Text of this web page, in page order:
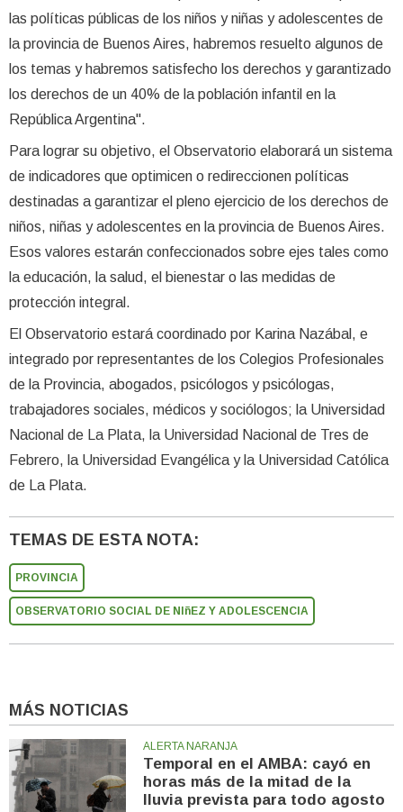
las políticas públicas de los niños y niñas y adolescentes de
la provincia de Buenos Aires, habremos resuelto algunos de
los temas y habremos satisfecho los derechos y garantizado
los derechos de un 40% de la población infantil en la
República Argentina".
Para lograr su objetivo, el Observatorio elaborará un sistema
de indicadores que optimicen o redireccionen políticas
destinadas a garantizar el pleno ejercicio de los derechos de
niños, niñas y adolescentes en la provincia de Buenos Aires.
Esos valores estarán confeccionados sobre ejes tales como
la educación, la salud, el bienestar o las medidas de
protección integral.
El Observatorio estará coordinado por Karina Nazábal, e
integrado por representantes de los Colegios Profesionales
de la Provincia, abogados, psicólogos y psicólogas,
trabajadores sociales, médicos y sociólogos; la Universidad
Nacional de La Plata, la Universidad Nacional de Tres de
Febrero, la Universidad Evangélica y la Universidad Católica
de La Plata.
TEMAS DE ESTA NOTA:
PROVINCIA
OBSERVATORIO SOCIAL DE NIñEZ Y ADOLESCENCIA
MÁS NOTICIAS
ALERTA NARANJA
Temporal en el AMBA: cayó en
horas más de la mitad de la
lluvia prevista para todo agosto